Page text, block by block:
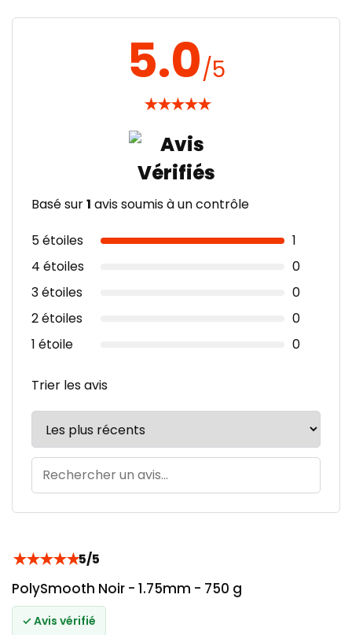
5.0/5
★★★★★
Basé sur1 avis soumis à un contrôle
5 étoiles
1
4 étoiles
0
3 étoiles
0
2 étoiles
0
1 étoile
0
Trier les avis
★★★★★5/5
PolySmooth Noir - 1.75mm - 750 g
✓ Avis vérifié